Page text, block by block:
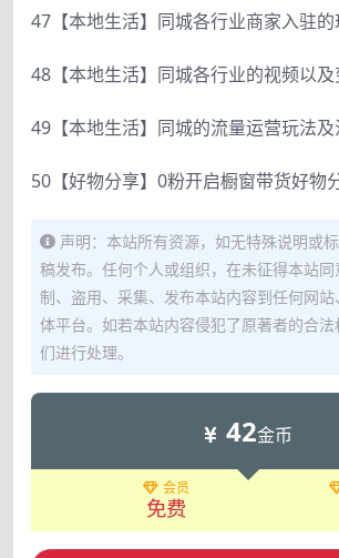
47【本地生活】同城各行业商家入驻
48【本地生活】同城各行业的视频以
49【本地生活】同城的流量运营玩法
50【好物分享】0粉开启橱窗带货好物
声明：本站所有资源，如无特殊说明或
稿发布。任何个人或组织，在未征得本站
制、盗用、采集、发布本站内容到任何网
体平台。如若本站内容侵犯了原著者的合
们进行处理。
42金币
会员
免费